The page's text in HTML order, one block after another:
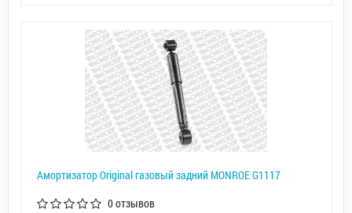
Амортизатор Original газовый задний MONROE G1117
0 отзывов